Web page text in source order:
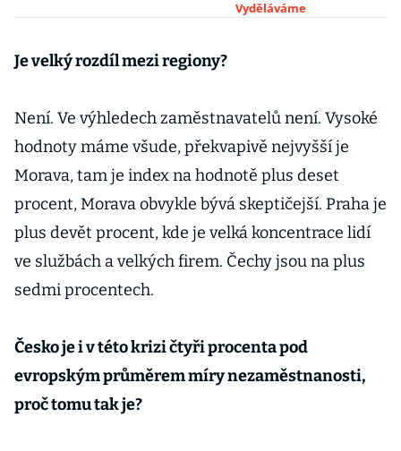
stoupnout až k
Vyděláváme
Je velký rozdíl mezi regiony?
Není. Ve výhledech zaměstnavatelů není. Vysoké
hodnoty máme všude, překvapivě nejvyšší je
Morava, tam je index na hodnotě plus deset
procent, Morava obvykle bývá skeptičejší. Praha je
plus devět procent, kde je velká koncentrace lidí
ve službách a velkých firem. Čechy jsou na plus
sedmi procentech.
Česko je i v této krizi čtyři procenta pod
evropským průměrem míry nezaměstnanosti,
proč tomu tak je?